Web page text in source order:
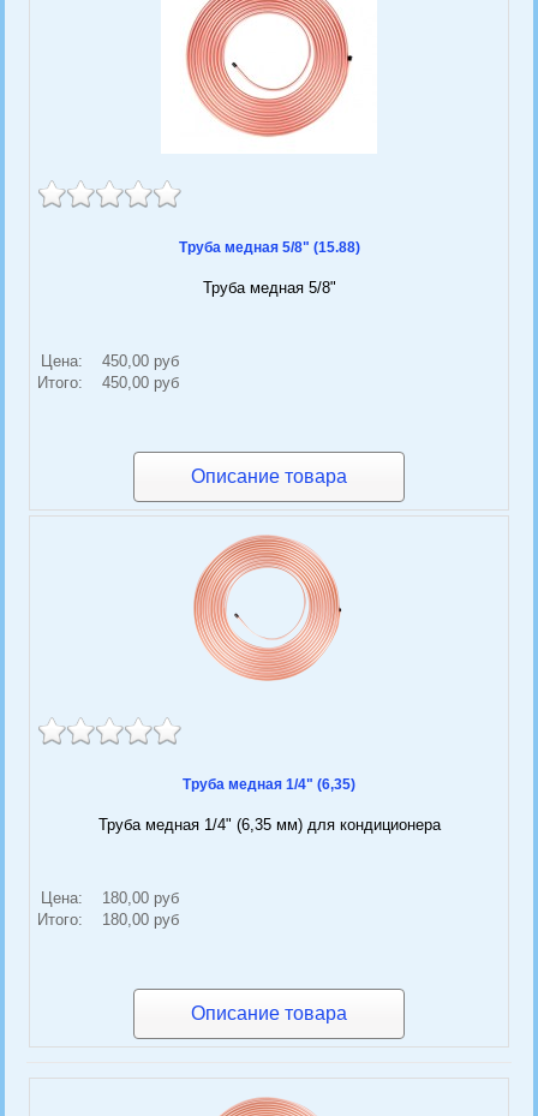
Труба медная 5/8" (15.88)
Труба медная 5/8"
Цена:
450,00 руб
Итого:
450,00 руб
Описание товара
Труба медная 1/4" (6,35)
Труба медная 1/4" (6,35 мм) для кондиционера
Цена:
180,00 руб
Итого:
180,00 руб
Описание товара